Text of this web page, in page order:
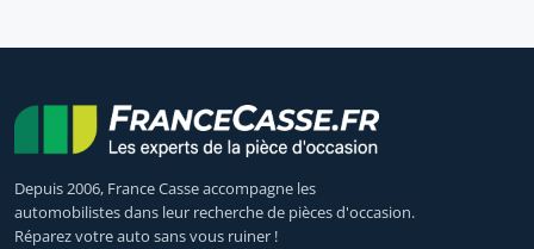
Depuis 2006, France Casse accompagne les
automobilistes dans leur recherche de pièces d'occasion.
Réparez votre auto sans vous ruiner !